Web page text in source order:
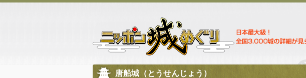
唐船城（とうせんじょう）